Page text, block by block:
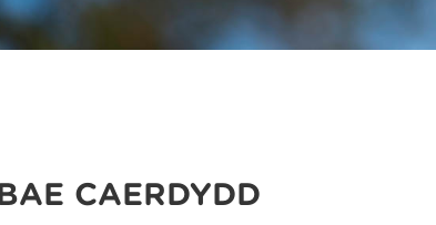
CAERDYDD